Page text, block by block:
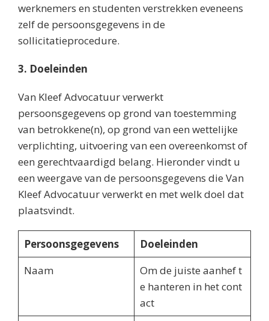
werknemers en studenten verstrekken eveneens
zelf de persoonsgegevens in de
sollicitatieprocedure.
3. Doeleinden
Van Kleef Advocatuur verwerkt
persoonsgegevens op grond van toestemming
van betrokkene(n), op grond van een wettelijke
verplichting, uitvoering van een overeenkomst of
een gerechtvaardigd belang. Hieronder vindt u
een weergave van de persoonsgegevens die Van
Kleef Advocatuur verwerkt en met welk doel dat
plaatsvindt.
Persoonsgegevens
Doeleinden
Naam
Om de juiste aanhef t
e hanteren in het cont
act